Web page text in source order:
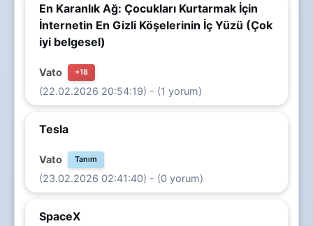
En Karanlık Ağ: Çocukları Kurtarmak İçin
İnternetin En Gizli Köşelerinin İç Yüzü (Çok
iyi belgesel)
Vato +18
(22.02.2026 20:54:19) - (1 yorum)
Tesla
Vato Tanım
(23.02.2026 02:41:40) - (0 yorum)
SpaceX